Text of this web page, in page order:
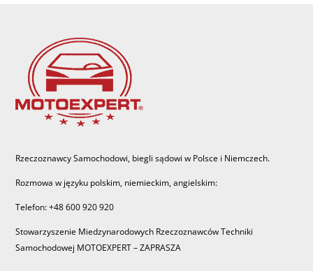
Rzeczoznawcy Samochodowi, biegli sądowi w Polsce i Niemczech.
Rozmowa w języku polskim, niemieckim, angielskim:
Telefon: +48 600 920 920
Stowarzyszenie Miedzynarodowych Rzeczoznawców Techniki
Samochodowej MOTOEXPERT – ZAPRASZA